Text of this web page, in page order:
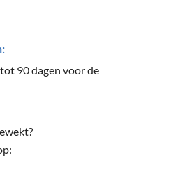
90 dagen voor de